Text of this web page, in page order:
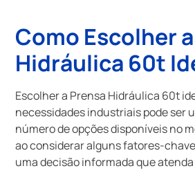
Como Escolher
Hidráulica 60t
Escolher a Prensa Hidráulica 60t
necessidades industriais pode ser
número de opções disponíveis no
ao considerar alguns fatores-
uma decisão informada que